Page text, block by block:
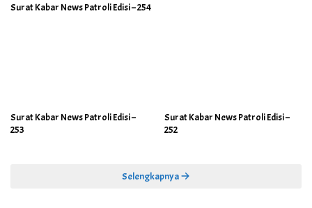
Surat Kabar News Patroli Edisi – 254
Surat Kabar News Patroli Edisi –
253
Surat Kabar News Patroli Edisi –
252
Selengkapnya